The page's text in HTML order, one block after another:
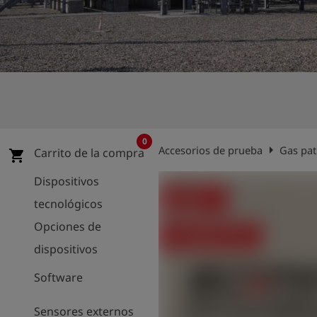
shield Registro
shopping_cart Carrito de la compra
0
Dispositivos
tecnológicos
Opciones de
dispositivos
Software
Sensores externos
Accesorios de prueba arrow_right Gas